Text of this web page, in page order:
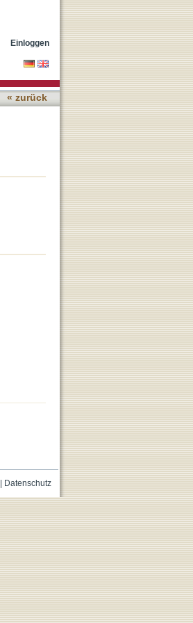
Einloggen
« zurück
Datenschutz